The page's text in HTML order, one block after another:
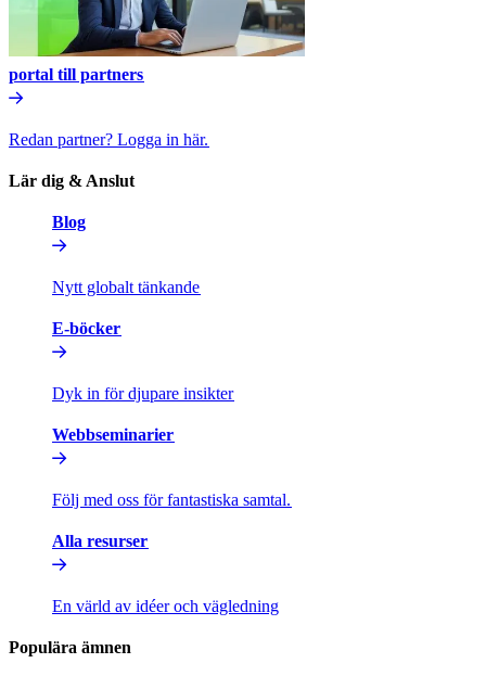
portal till partners​​
Redan partner? Logga in här.​​
Lär dig & Anslut​​
Blog​​
Nytt globalt tänkande​​
E-böcker​​
Dyk in för djupare insikter​​
Webbseminarier​​
Följ med oss för fantastiska samtal.​​
Alla resurser​​
En värld av idéer och vägledning​​
Populära ämnen​​